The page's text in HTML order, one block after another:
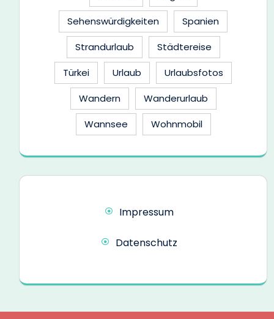
Sehenswürdigkeiten
Spanien
Strandurlaub
Städtereise
Türkei
Urlaub
Urlaubsfotos
Wandern
Wanderurlaub
Wannsee
Wohnmobil
Impressum
Datenschutz